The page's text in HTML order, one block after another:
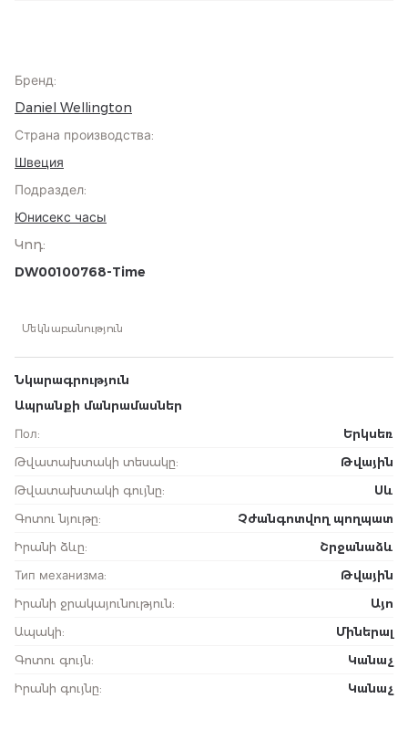
Бренд:
Daniel Wellington
Страна производства:
Швеция
Подраздел:
Юнисекс часы
Կոդ:
DW00100768-Time
Մեկնաբանություն
Նկարագրություն
Ապրանքի մանրամասներ
Пол:
Երկսեռ
Թվատախտակի տեսակը:
Թվային
Թվատախտակի գույնը:
Սև
Գոտու նյութը:
Չժանգոտվող պողպատ
Իրանի ձևը:
Շրջանաձև
Тип механизма:
Թվային
Իրանի ջրակայունություն:
Այո
Ապակի:
Միներալ
Գոտու գույն:
Կանաչ
Իրանի գույնը: Կանաչ